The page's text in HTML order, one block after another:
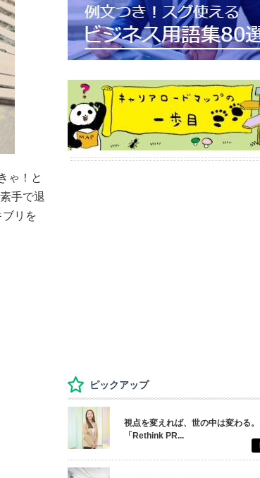
ゃ！と
手で退
リを
ピックアップ
視点を変えれば、世の中は変わる。
「Rethink PR...